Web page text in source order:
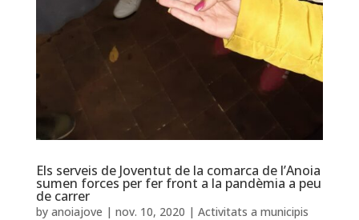
Els serveis de Joventut de la comarca de l’Anoia
sumen forces per fer front a la pandèmia a peu
de carrer
by anoiajove | nov. 10, 2020 | Activitats a municipis